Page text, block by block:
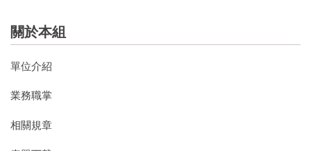
關於本組
單位介紹
業務職掌
相關規章